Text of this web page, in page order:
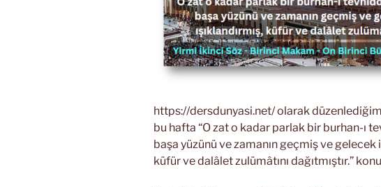
https://dersdunyasi.net/ olarak
bu hafta “O zat o kadar parlak bir burhan-ı
başa yüzünü ve zamanın geçmiş ve gelecek
küfür ve dalâlet zulümâtını dağıtmıştır.”